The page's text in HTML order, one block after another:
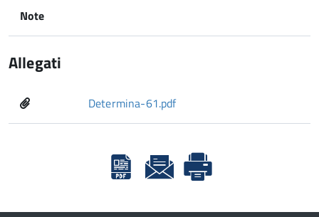
Note
Allegati
Determina-61.pdf